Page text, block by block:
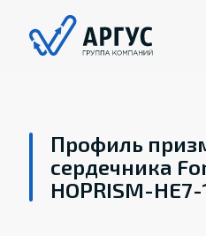
Профиль
сердечника
HOPRISM-